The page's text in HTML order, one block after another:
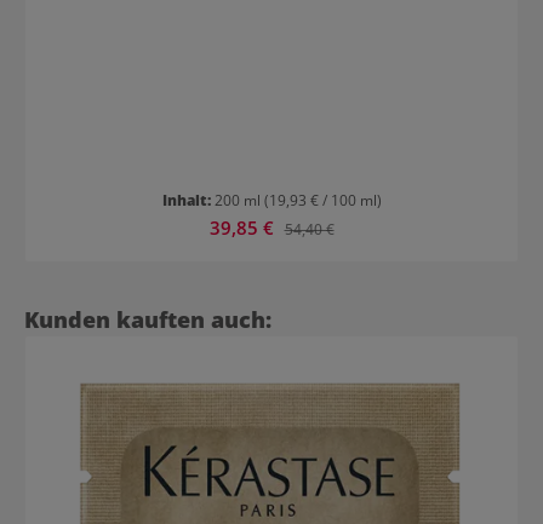
Inhalt:200 ml (19,93 € / 100 ml)
Verkaufspreis:
39,85 € Regulärer Preis:
54,40 €
Produktgalerie überspringen
Kunden kauften auch: